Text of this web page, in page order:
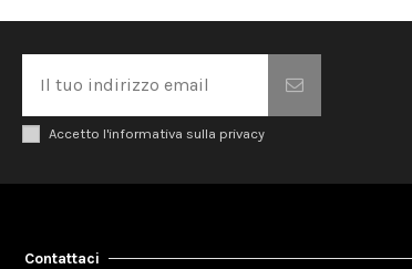
Accetto l'informativa sulla privacy
Contattaci